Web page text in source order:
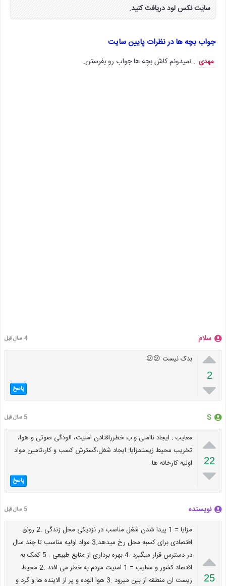
سایت نکس لود دریافت کنید.
جواب بچه ها در نظرات پایین سایت
مهدی : نمیدونم کاش بچه ها جواب رو بفرستن.
سلام 4 سال قبل

2

بدک نیست 😕😕
پاسخ
S 5 سال قبل

22

معایب : ایجاد ناامنی و ب خطررافتادن امنیت، الودگی صوتی و هوا،
تخریب محیط زیستمزایا: ایجاد شغل،گسترش کسب و کار،تامین مواد
اولیه کارخانه ها
پاسخ
نویسنده 5 سال قبل

25
مزایا = 1 پیدا شدن شغل مناسب در نزدیکی محل زندگی .2 رونق
اقتصادی برای کسبه محل رخ میدهد.3 مواد اولیه مناسب تا چند سال
در دسترس قرار میگیرد .4 بهره برداری از منابع طبیعی . 5 کمک به
اقتصاد کشور و معایب = 1 امنیت مردم به خطر می افتد .2 محیط
زیست ان منطقه از بین میرود .3 هوا الوده و پر از الاینده ها و گرد و